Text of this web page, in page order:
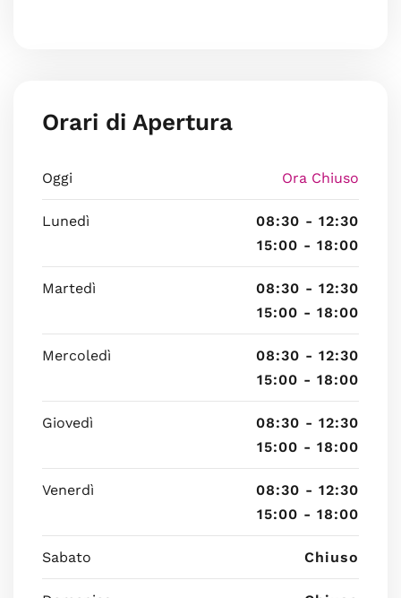
Orari di Apertura
Oggi Ora Chiuso
Lunedì
08:30 - 12:30
15:00 - 18:00
Martedì
08:30 - 12:30
15:00 - 18:00
Mercoledì
08:30 - 12:30
15:00 - 18:00
Giovedì
08:30 - 12:30
15:00 - 18:00
Venerdì
08:30 - 12:30
15:00 - 18:00
Sabato Chiuso